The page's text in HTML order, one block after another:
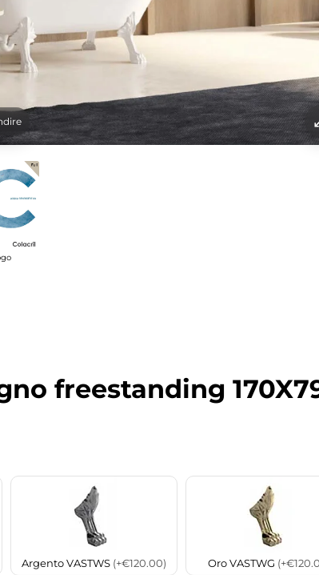
freestanding
Argento VASTWS (+€120.00) Oro VASTWG